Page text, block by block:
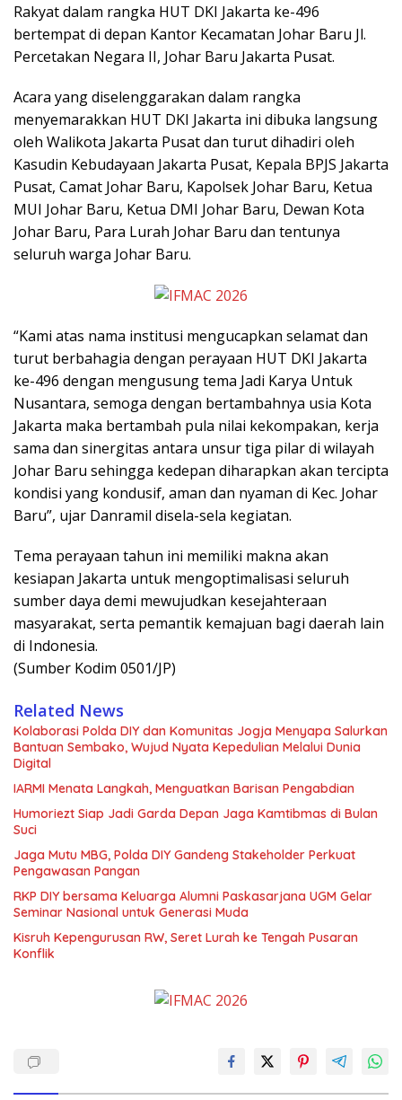
Rakyat dalam rangka HUT DKI Jakarta ke-496
bertempat di depan Kantor Kecamatan Johar Baru Jl.
Percetakan Negara II, Johar Baru Jakarta Pusat.
Acara yang diselenggarakan dalam rangka
menyemarakkan HUT DKI Jakarta ini dibuka langsung
oleh Walikota Jakarta Pusat dan turut dihadiri oleh
Kasudin Kebudayaan Jakarta Pusat, Kepala BPJS Jakarta
Pusat, Camat Johar Baru, Kapolsek Johar Baru, Ketua
MUI Johar Baru, Ketua DMI Johar Baru, Dewan Kota
Johar Baru, Para Lurah Johar Baru dan tentunya
seluruh warga Johar Baru.
“Kami atas nama institusi mengucapkan selamat dan
turut berbahagia dengan perayaan HUT DKI Jakarta
ke-496 dengan mengusung tema Jadi Karya Untuk
Nusantara, semoga dengan bertambahnya usia Kota
Jakarta maka bertambah pula nilai kekompakan, kerja
sama dan sinergitas antara unsur tiga pilar di wilayah
Johar Baru sehingga kedepan diharapkan akan tercipta
kondisi yang kondusif, aman dan nyaman di Kec. Johar
Baru”, ujar Danramil disela-sela kegiatan.
Tema perayaan tahun ini memiliki makna akan
kesiapan Jakarta untuk mengoptimalisasi seluruh
sumber daya demi mewujudkan kesejahteraan
masyarakat, serta pemantik kemajuan bagi daerah lain
di Indonesia.
(Sumber Kodim 0501/JP)
Related News
Kolaborasi Polda DIY dan Komunitas Jogja Menyapa Salurkan
Bantuan Sembako, Wujud Nyata Kepedulian Melalui Dunia
Digital
IARMI Menata Langkah, Menguatkan Barisan Pengabdian
Humoriezt Siap Jadi Garda Depan Jaga Kamtibmas di Bulan
Suci
Jaga Mutu MBG, Polda DIY Gandeng Stakeholder Perkuat
Pengawasan Pangan
RKP DIY bersama Keluarga Alumni Paskasarjana UGM Gelar
Seminar Nasional untuk Generasi Muda
Kisruh Kepengurusan RW, Seret Lurah ke Tengah Pusaran
Konflik